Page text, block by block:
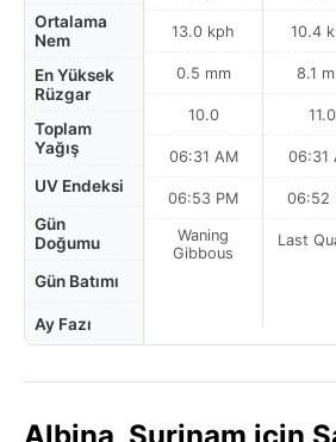
Ortalama
Nem
En Yüksek
Rüzgar
Toplam
Yağış
UV Endeksi
Gün
Doğumu
Gün Batımı
Ay Fazı
13.0 kph
0.5 mm
10.0
06:31 AM
06:53 PM
Waning
Gibbous
10.4
8.1
11.0
06:31
06:52
Last